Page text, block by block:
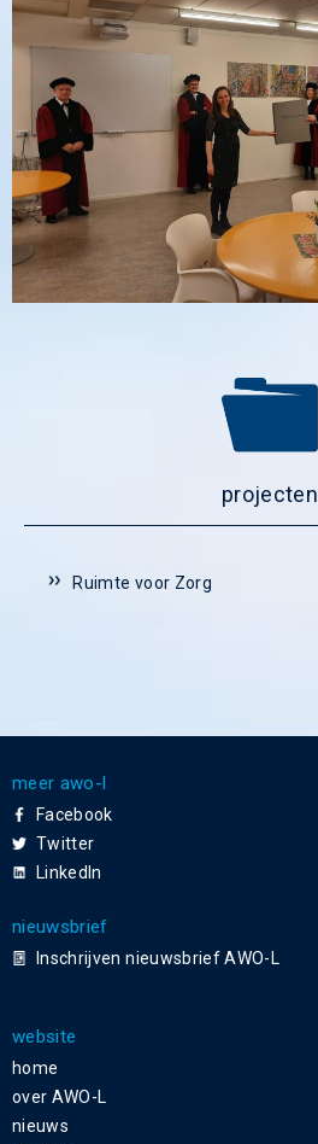
projecten
Ruimte voor Zorg
meer awo-l
Facebook
Twitter
LinkedIn
nieuwsbrief
Inschrijven nieuwsbrief AWO-L
website
home
over AWO-L
nieuws